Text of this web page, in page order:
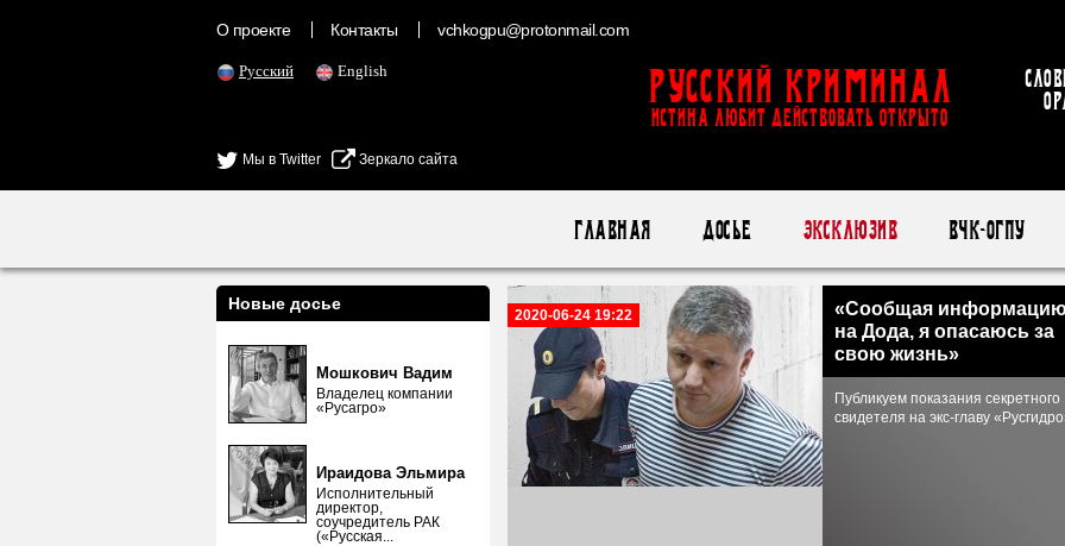
О проекте Контакты vchkogpu@protonmail.com
Русский English
Мы в Twitter Зеркало сайта
Русский Криминал
ИСТИНА ЛЮБИТ ДЕЙСТВОВАТЬ ОТКРЫТО
Главная Досье Эксклюзив ВЧК-ОГПУ
Новые досье
Мошкович Вадим
Владелец компании
«Русагро»
Ираидова Эльмира
Исполнительный
директор,
соучредитель РАК
(«Русская...
2020-06-24 19:22
«Сообщая информацию
на Дода, я опасаюсь за
свою жизнь»
Публикуем показания секретного
свидетеля на экс-главу